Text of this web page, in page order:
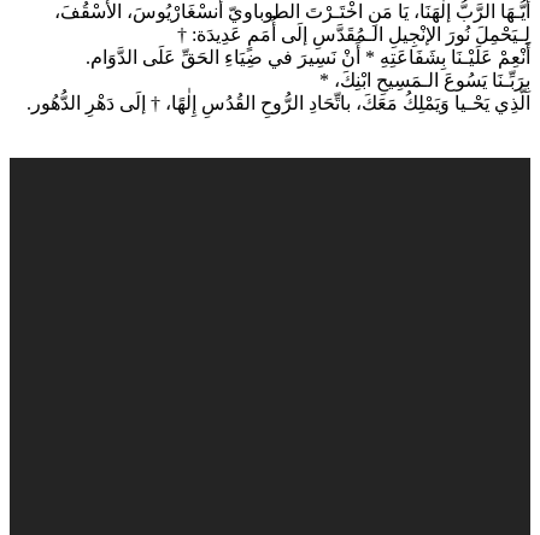
أَيُّـهَا الرَّبُّ إلٰهَنَا، يَا مَنِ اخْتَـرْتَ الطوباويّ أَنسْغَارْيُوسَ، الأُسْقُفَ،
لِـيَحْمِلَ نُورَ الإنْجِيلِ الـمُقَدَّسِ إلَى أُمَمٍ عَدِيدَة: †
أَنْعِمْ عَلَيْـنَا بِشَفَاعَتِهِ * أَنْ نَسِيرَ في ضِيَاءِ الحَقِّ عَلَى الدَّوَام.
بِرَبِّـنَا يَسُوعَ الـمَسِيحِ ابْنِكَ، *
الَّذِي يَحْـيا وَيَمْلِكُ مَعَكَ، باتِّحَادِ الرُّوحِ القُدُسِ إِلٰهًا، † إلَى دَهْرِ الدُّهُور.